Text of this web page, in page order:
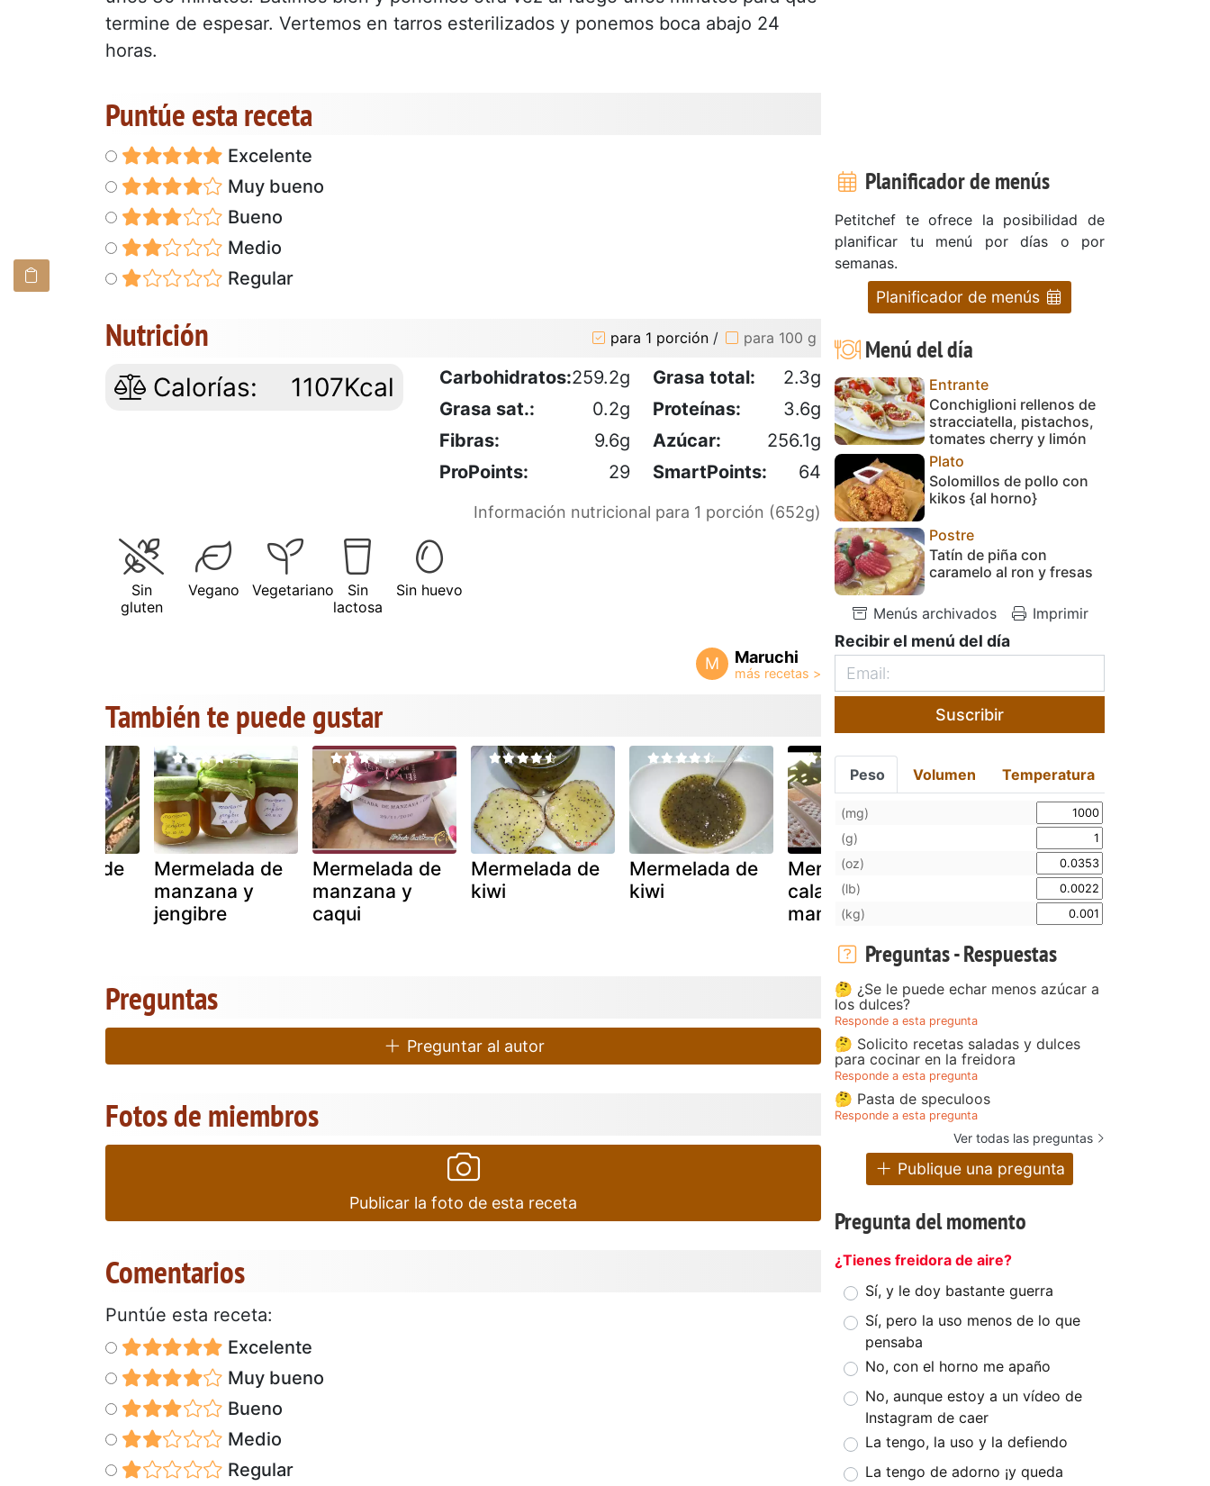
termine de espesar. Vertemos en tarros esterilizados y ponemos boca abajo 24
horas.
Puntúe esta receta
Excelente
Muy bueno
Bueno
Medio
Regular
Nutrición para 1 porción / para 100 g
Calorías: 1107Kcal Carbohidratos:259.2g Grasa total:
2.3g
Grasa sat.:
0.2g Proteínas:
3.6g
Fibras:
9.6g Azúcar:
256.1g
ProPoints:
29 SmartPoints: 64
Información nutricional para 1 porción (652g)
Sin
gluten
Vegano Vegetariano
Sin
lactosa
Sin huevo
M Maruchi
También te puede gustar
de
Mermelada de
manzana y
jengibre
Mermelada de
manzana y
caqui
Mermelada de
kiwi
Mermelada de
kiwi
Mermelada
calabaza y
manzana
mermelada de
Preguntas
Preguntar al autor
Fotos de miembros
Publicar la foto de esta receta
Comentarios
Puntúe esta receta:
Excelente
Muy bueno
Bueno
Medio
Regular
Planificador de menús
Petitchef te ofrece la posibilidad de
planificar tu menú por días o por
semanas.
Planificador de menús
Menú del día
Entrante
Conchiglioni rellenos de
stracciatella, pistachos,
tomates cherry y limón
Plato
Solomillos de pollo con
kikos {al horno}
Postre
Tatín de piña con
caramelo al ron y fresas
Menús archivados Imprimir
Recibir el menú del día
Suscribir
Peso Volumen Temperatura
(mg)
(g)
(oz)
(lb)
(kg)
Preguntas - Respuestas
🤔 ¿Se le puede echar menos azúcar a
los dulces?
Responde a esta pregunta
🤔 Solicito recetas saladas y dulces
para cocinar en la freidora
Responde a esta pregunta
🤔 Pasta de speculoos
Responde a esta pregunta
Ver todas las preguntas
Publique una pregunta
Pregunta del momento
¿Tienes freidora de aire?
Sí, y le doy bastante guerra
Sí, pero la uso menos de lo que
pensaba
No, con el horno me apaño
No, aunque estoy a un vídeo de
Instagram de caer
La tengo, la uso y la defiendo
La tengo de adorno ¡y queda